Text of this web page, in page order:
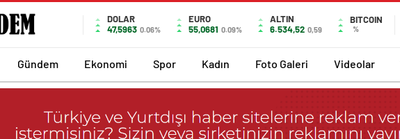
DOLAR
47,5963 0.06%
EURO
55,0681 0.09%
ALTIN
6.534,52 0,59
BITCOIN
%
Gündem Ekonomi Spor Kadın Foto Galeri Videolar